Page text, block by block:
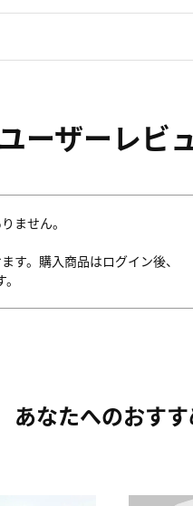
ユーザーレビ
ません。
す。購入商品はログイン後、
あなたへのおす